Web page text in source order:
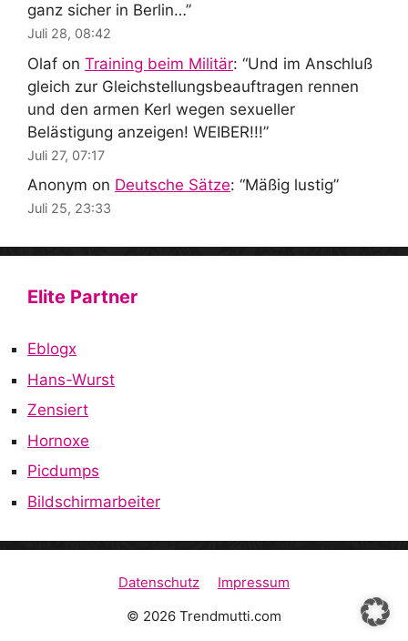
ganz sicher in Berlin…”
Juli 28, 08:42
Olaf on Training beim Militär: “Und im Anschluß
gleich zur Gleichstellungsbeauftragen rennen
und den armen Kerl wegen sexueller
Belästigung anzeigen! WEIBER!!!”
Juli 27, 07:17
Anonym on Deutsche Sätze: “Mäßig lustig”
Juli 25, 23:33
Elite Partner
Eblogx
Hans-Wurst
Zensiert
Hornoxe
Picdumps
Bildschirmarbeiter
Datenschutz
Impressum
© 2026 Trendmutti.com